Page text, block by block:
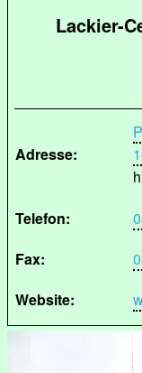
Lackier-
Adresse:
Telefon:
Fax:
Website: